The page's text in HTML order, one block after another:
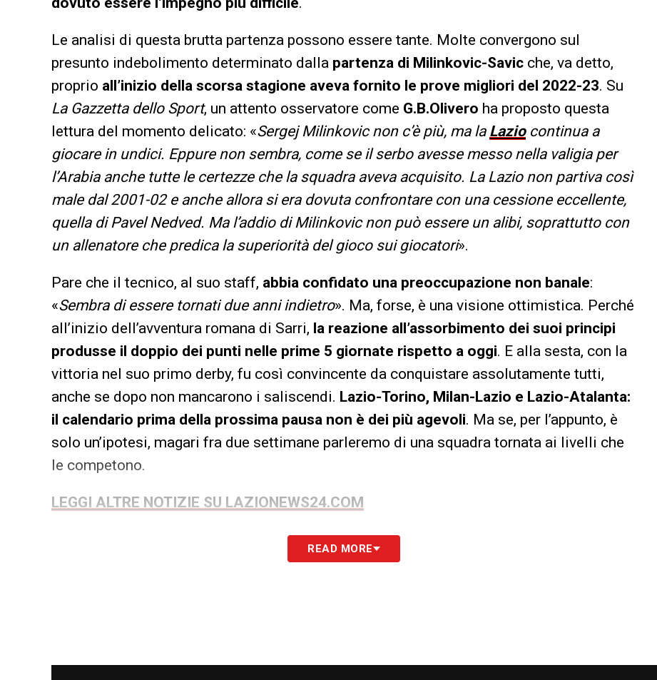
Le analisi di questa brutta partenza possono essere tante. Molte convergono sul
presunto indebolimento determinato dalla partenza di Milinkovic-Savic che, va detto,
proprio all’inizio della scorsa stagione aveva fornito le prove migliori del 2022-23. Su
La Gazzetta dello Sport, un attento osservatore come G.B.Olivero ha proposto questa
lettura del momento delicato: «Sergej Milinkovic non c’è più, ma la Laziocontinua a
giocare in undici. Eppure non sembra, come se il serbo avesse messo nella valigia per
l’Arabia anche tutte le certezze che la squadra aveva acquisito. La Lazio non partiva così
male dal 2001-02 e anche allora si era dovuta confrontare con una cessione eccellente,
quella di Pavel Nedved. Ma l’addio di Milinkovic non può essere un alibi, soprattutto con
un allenatore che predica la superiorità del gioco sui giocatori».
Pare che il tecnico, al suo staff, abbia confidato una preoccupazione non banale:
«Sembra di essere tornati due anni indietro». Ma, forse, è una visione ottimistica. Perché
all’inizio dell’avventura romana di Sarri, la reazione all’assorbimento dei suoi principi
produsse il doppio dei punti nelle prime 5 giornate rispetto a oggi. E alla sesta, con la
vittoria nel suo primo derby, fu così convincente da conquistare assolutamente tutti,
anche se dopo non mancarono i saliscendi. Lazio-Torino, Milan-Lazio e Lazio-Atalanta:
il calendario prima della prossima pausa non è dei più agevoli. Ma se, per l’appunto, è
solo un’ipotesi, magari fra due settimane parleremo di una squadra tornata ai livelli che
le competono.
LEGGI ALTRE NOTIZIE SU LAZIONEWS24.COM
LA PLAYLIST DELLE NOSTRE TOP NEWSREAD MORE